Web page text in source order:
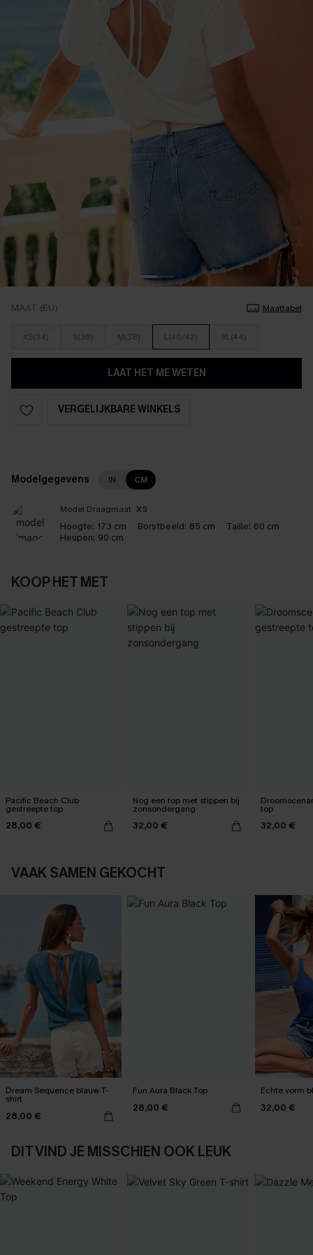
MAAT (EU) Maattabel
XS(34) S(36) M(38) L(40/42) XL(44)
LAAT HET ME WETEN
VERGELIJKBARE WINKELS
Modelgegevens IN CM
Model Draagmaat: XS
Hoogte: 173 cm Borstbeeld: 85 cm Taille: 60 cm
Heupen: 90 cm
KOOP HET MET
Pacific Beach Club
gestreepte top
28,00 €
Nog een top met stippen bij
zonsondergang
32,00 €
top
32,00 €
VAAK SAMEN GEKOCHT
Dream Sequence blauw T-
shirt
28,00 €
Fun Aura Black Top
28,00 €
Echte vorm
32,00 €
DIT VIND JE MISSCHIEN OOK LEUK